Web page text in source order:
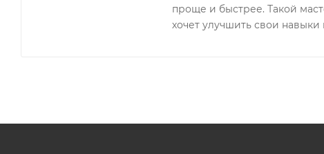
проще и быстрее. Такой
хочет улучшить свои навыки